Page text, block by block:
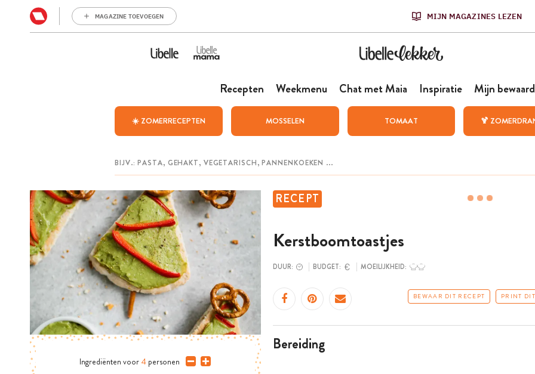
MAGAZINE TOEVOEGEN MIJN MAGAZINES LEZEN
Recepten Weekmenu Chat met Maia Inspiratie Mijn
☀️ ZOMERRECEPTEN MOSSELEN TOMAAT 🍹
RECEPT
Kerstboomtoastjes
DUUR: BUDGET: MOEILIJKHEID:
BEWAAR DIT RECEPT PRINT
bereiding
Ingrediënten voor 4 personen